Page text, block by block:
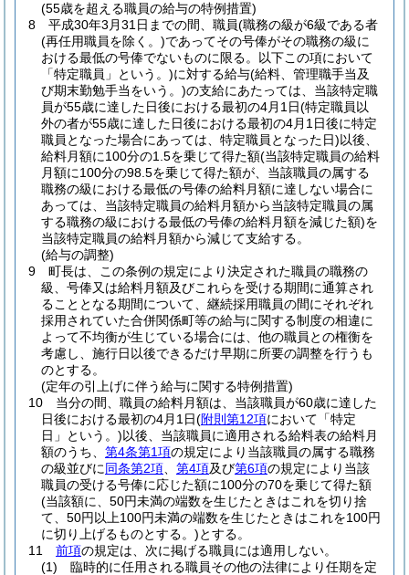
(55歳を超える職員の給与の特例措置)
8
平成30年3月31日までの間、職員(職務の級が6級である者
(再任用職員を除く。)であってその号俸がその職務の級に
おける最低の号俸でないものに限る。以下この項において
「特定職員」という。)に対する給与(給料、管理職手当及
び期末勤勉手当をいう。)の支給にあたっては、当該特定職
員が55歳に達した日後における最初の4月1日(特定職員以
外の者が55歳に達した日後における最初の4月1日後に特定
職員となった場合にあっては、特定職員となった日)以後、
給料月額に100分の1.5を乗じて得た額(当該特定職員の給料
月額に100分の98.5を乗じて得た額が、当該職員の属する
職務の級における最低の号俸の給料月額に達しない場合に
あっては、当該特定職員の給料月額から当該特定職員の属
する職務の級における最低の号俸の給料月額を減じた額)を
当該特定職員の給料月額から減じて支給する。
(給与の調整)
9
町長は、この条例の規定により決定された職員の職務の
級、号俸又は給料月額及びこれらを受ける期間に通算され
ることとなる期間について、継続採用職員の間にそれぞれ
採用されていた合併関係町等の給与に関する制度の相違に
よって不均衡が生じている場合には、他の職員との権衡を
考慮し、施行日以後できるだけ早期に所要の調整を行うも
のとする。
(定年の引上げに伴う給与に関する特例措置)
10
当分の間、職員の給料月額は、当該職員が60歳に達した
日後における最初の4月1日(附則第12項において「特定
日」という。)以後、当該職員に適用される給料表の給料月
額のうち、 第4条第1項の規定により当該職員の属する職務
の級並びに同条第2項 第4項及び第6項の規定により当該
職員の受ける号俸に応じた額に100分の70を乗じて得た額
(当該額に、50円未満の端数を生じたときはこれを切り捨
て、50円以上100円未満の端数を生じたときはこれを100円
に切り上げるものとする。)とする。
11
前項の規定は、次に掲げる職員には適用しない。
(1)
臨時的に任用される職員その他の法律により任期を定